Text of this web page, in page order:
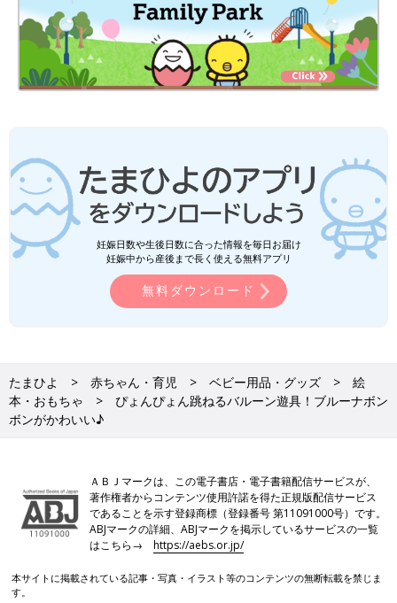
妊娠日数や生後日数に合った情報を毎日お届け
妊娠中から産後まで長く使える無料アプリ
無料ダウンロード
たまひよ 赤ちゃん・育児 ベビー用品・グッズ
絵
本・おもちゃ
ぴょんぴょん跳ねるバルーン遊具！ブルーナボン
ボンがかわいい♪
ＡＢＪマークは、この電子書店・電子書籍配信サービスが、
著作権者からコンテンツ使用許諾を得た正規版配信サービス
であることを示す登録商標（登録番号 第11091000号）です。
ABJマークの詳細、ABJマークを掲示しているサービスの一覧
はこちら→https://aebs.or.jp/
本サイトに掲載されている記事・写真・イラスト等のコンテンツの無断転載を禁じま
す。